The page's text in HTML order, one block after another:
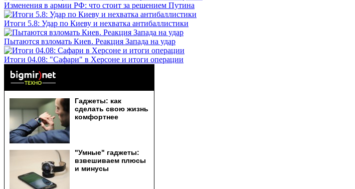
Изменения в армии РФ: что стоит за решением Путина
Итоги 5.8: Удар по Киеву и нехватка антибаллистики
Пытаются взломать Киев. Реакция Запада на удар
Итоги 04.08: "Сафари" в Херсоне и итоги операции